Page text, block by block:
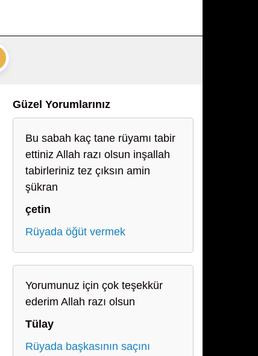
Güzel Yorumlarınız
Bu sabah kaç tane rüyamı tabir
ettiniz Allah razı olsun inşallah
tabirleriniz tez çıksın amin
şükran
çetin
Rüyada öğüt vermek
Yorumunuz için çok teşekkür
ederim Allah razı olsun
Tülay
Rüyada başkasının saçını